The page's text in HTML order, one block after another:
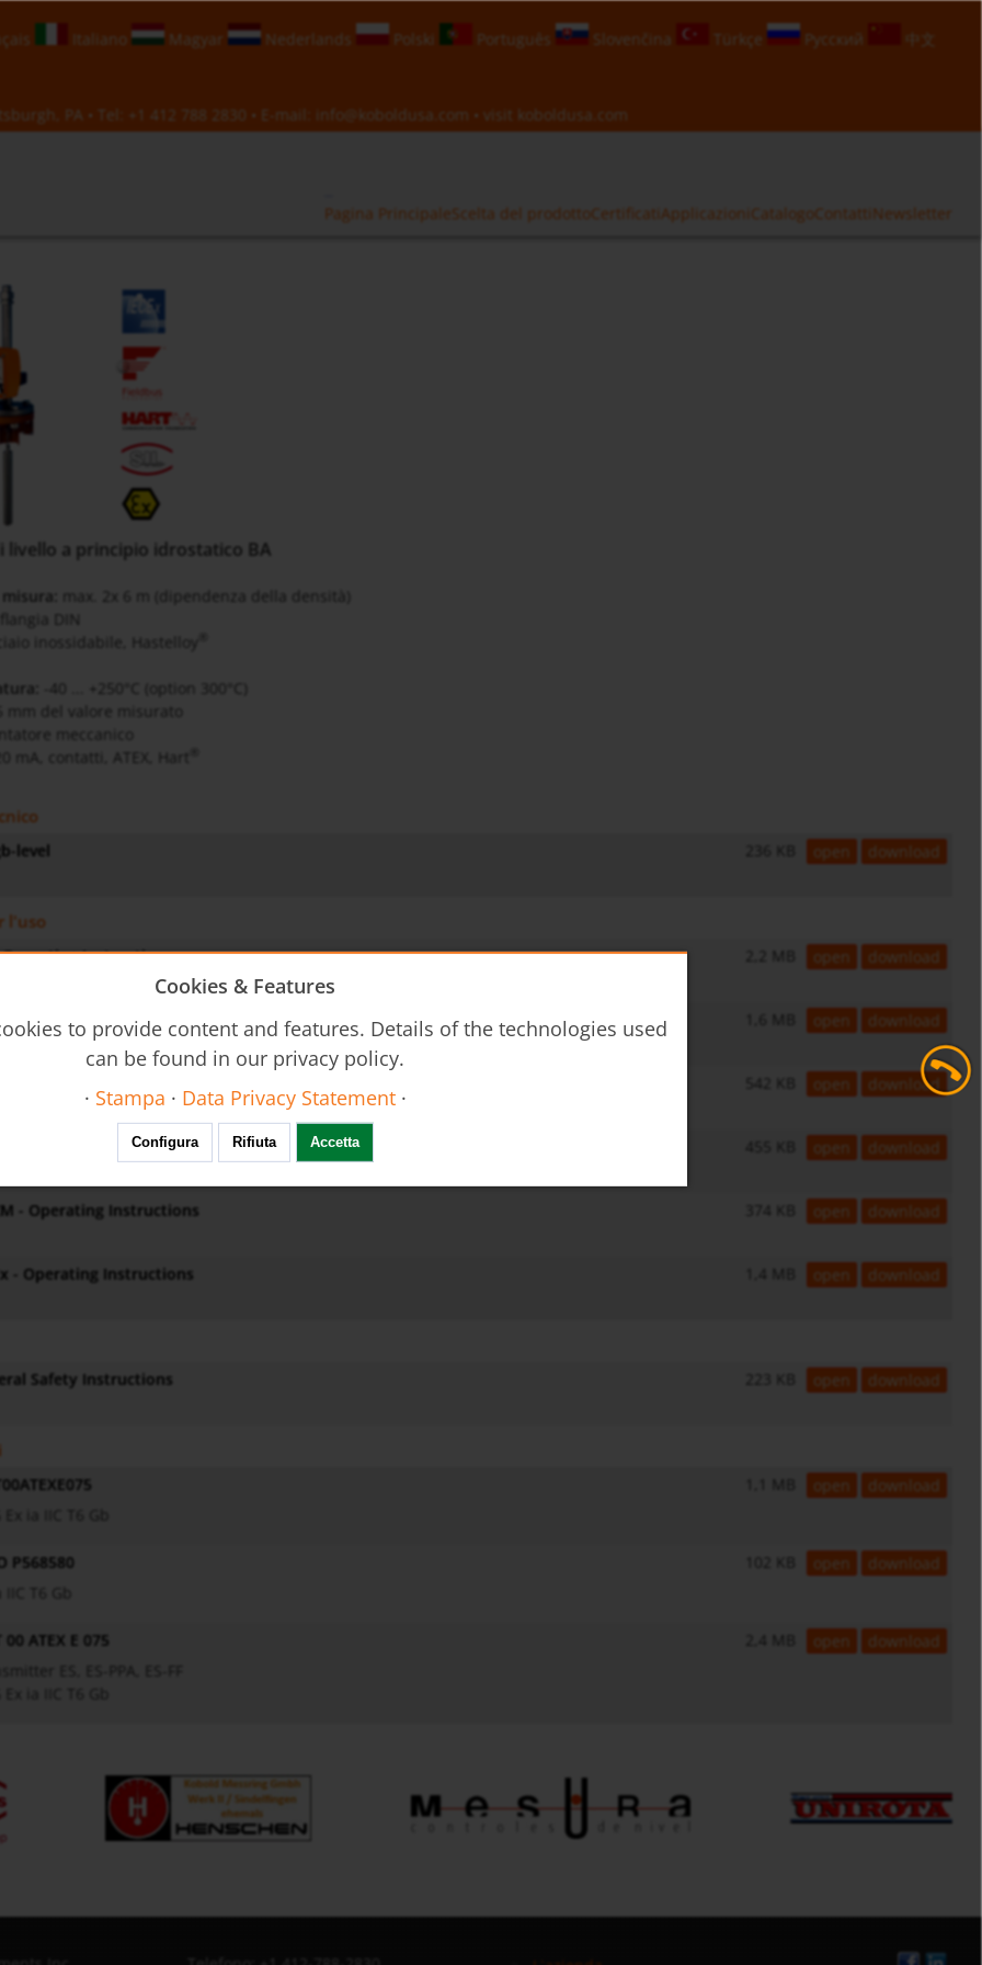
Italiano Magyar Nederlands Polski Português Slovenčina Türkçe Русский
中文
PA • Tel: +1 412 788 2830 • E-mail: info@koboldusa.com • visit koboldusa.com
Pagina PrincipaleScelta del prodottoCertificati Applicazioni CatalogoContatti Newsletter
livello a principio idrostatico BA
max. 2x 6 m (dipendenza della densità)
flangia DIN
inossidabile, Hastelloy
-40 ... +250°C (option 300°C)
mm del valore misurato
mA, contatti, ATEX, Hart
level 236 KB open download
l'uso
Operating Instructions 2,2 MB open download
Operating Instructions open download
542 KB open download
PPA - Operating Instructions 455 KB open download
- Operating Instructions 374 KB open download
- Operating Instructions 1,4 MB open download
Safety Instructions 223 KB open download
open download
P568580
IIC T6 Gb
102 KB open download
00 ATEX E 075
2,4 MB open download
Cookies & Features
to provide content and features. Details of the technologies used
can be found in our privacy policy.
· Stampa · Data Privacy Statement·
Configura Rifiuta Accetta